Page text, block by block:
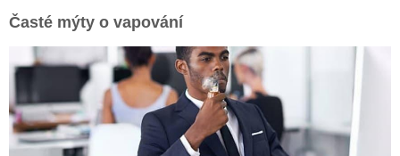
Časté mýty o vapování